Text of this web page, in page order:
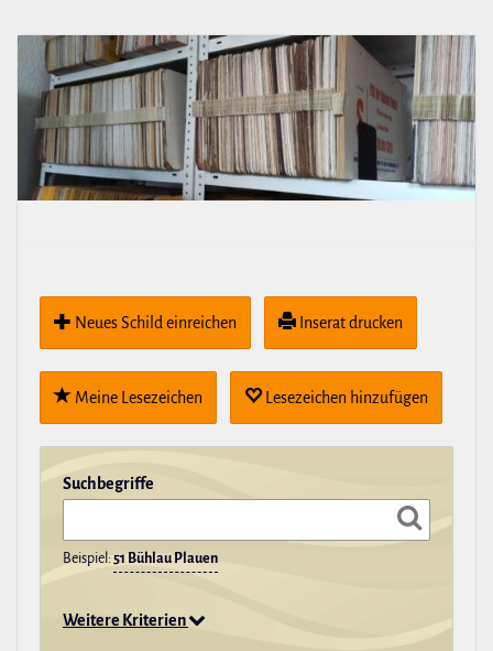
Neues Schild ein­rei­chen Inserat drucken
Meine Lese­zei­chen Lese­zei­chen hin­zu­fügen
Such­be­griffe
Beispiel: 51 Bühlau Plauen
Weitere Kriterien